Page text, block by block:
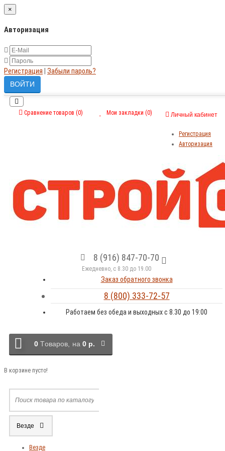
×
Авторизация
Регистрация Забыли пароль?
Личный кабинет
Регистрация
Авторизация
Мои закладки (0)
Сравнение товаров (0)
8 (916) 847-70-70
Ежедневно, с 8.30 до 19.00
Заказ обратного звонка
8 (800) 333-72-57
Работаем без обеда и выходных с 8.30 до 19:00
0 Tоваров, на 0 р.
В корзине пусто!
Везде
Везде